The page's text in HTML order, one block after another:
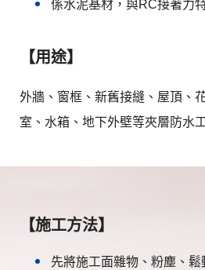
係水泥基材，與RC接著力
【用途】
外牆、窗框、新舊接縫、屋頂、
室、水箱、地下外壁等夾層防水
【施工方法】
先將施工面雜物、粉塵、鬆